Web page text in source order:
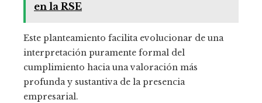
en la RSE
Este planteamiento facilita evolucionar de una
interpretación puramente formal del
cumplimiento hacia una valoración más
profunda y sustantiva de la presencia
empresarial.